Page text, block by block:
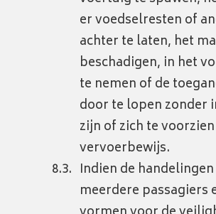
er voedselresten of
achter te laten, het
beschadigen, in het
te nemen of de
door te lopen zonder
zijn of zich te
vervoerbewijs.
Indien de
meerdere passagiers